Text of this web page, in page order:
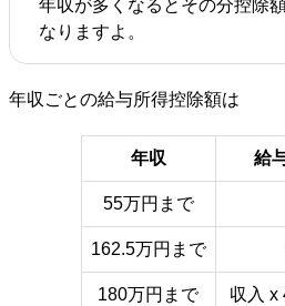
年収が多くなるとその分控除
なりますよ。
年収ごとの給与所得控除額は
年収 給
55万円まで
162.5万円まで
180万円まで 収入 x